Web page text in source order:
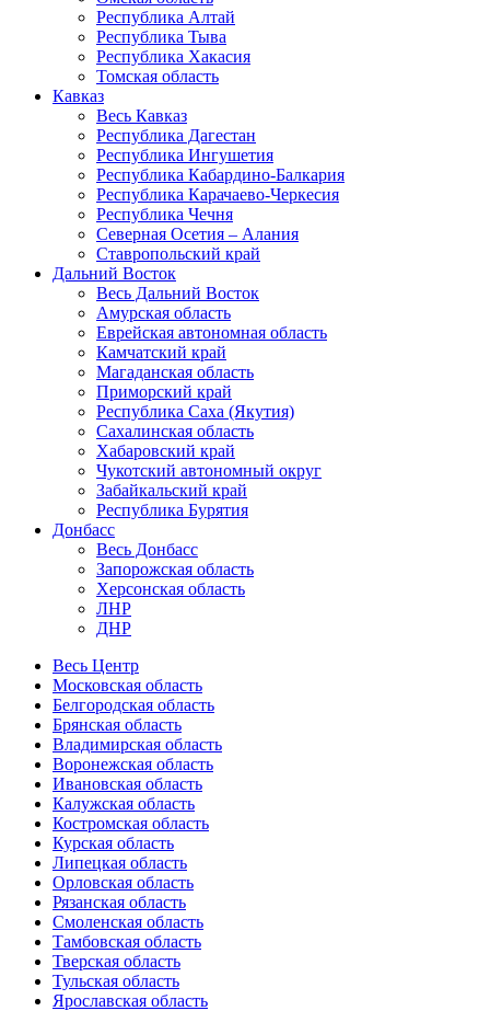
Республика Алтай
Республика Тыва
Республика Хакасия
Томская область
Кавказ
Весь Кавказ
Республика Дагестан
Республика Ингушетия
Республика Кабардино-Балкария
Республика Карачаево-Черкесия
Республика Чечня
Северная Осетия – Алания
Ставропольский край
Дальний Восток
Весь Дальний Восток
Амурская область
Еврейская автономная область
Камчатский край
Магаданская область
Приморский край
Республика Саха (Якутия)
Сахалинская область
Хабаровский край
Чукотский автономный округ
Забайкальский край
Республика Бурятия
Донбасс
Весь Донбасс
Запорожская область
Херсонская область
ЛНР
ДНР
Весь Центр
Московская область
Белгородская область
Брянская область
Владимирская область
Воронежская область
Ивановская область
Калужская область
Костромская область
Курская область
Липецкая область
Орловская область
Рязанская область
Смоленская область
Тамбовская область
Тверская область
Тульская область
Ярославская область